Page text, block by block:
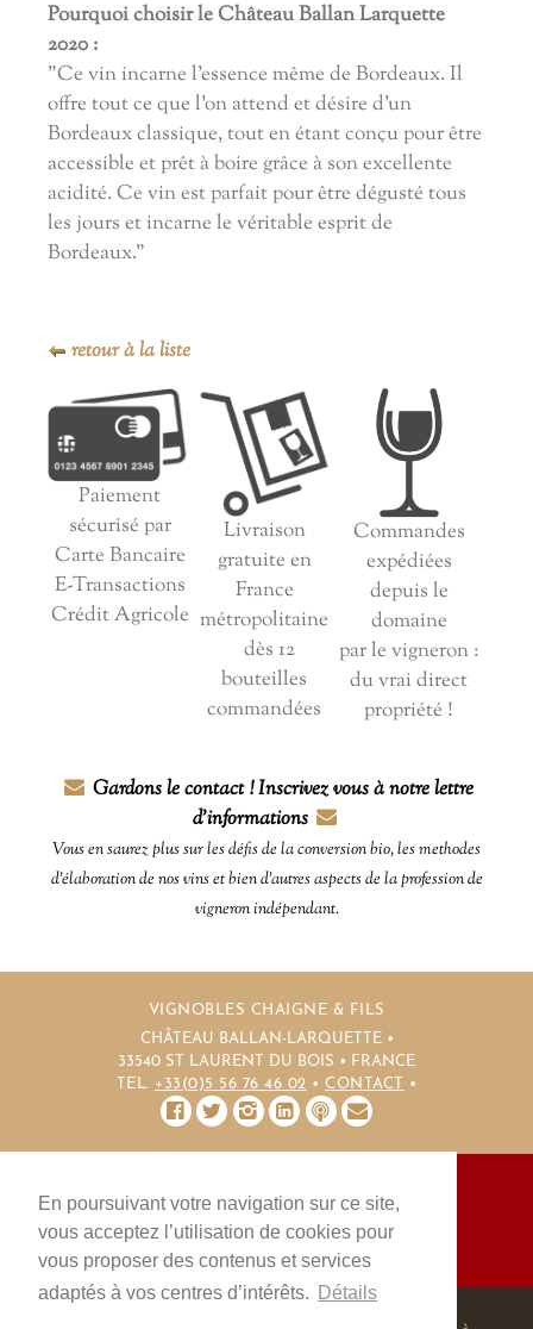
En poursuivant votre navigation sur ce site,
vous acceptez l’utilisation de cookies pour
vous proposer des contenus et services
adaptés à vos centres d’intérêts.
Détails
Pourquoi choisir le Château Ballan Larquette
2020 :
"Ce vin incarne l'essence même de Bordeaux. Il
offre tout ce que l'on attend et désire d'un
Bordeaux classique, tout en étant conçu pour être
accessible et prêt à boire grâce à son excellente
acidité. Ce vin est parfait pour être dégusté tous
les jours et incarne le véritable esprit de
Bordeaux."
retour à la liste
Paiement
sécurisé par
Carte Bancaire
E-Transactions
Crédit Agricole
Livraison
gratuite en
France
métropolitaine
dès 12
bouteilles
commandées
Commandes
expédiées
depuis le
domaine
par le vigneron :
du vrai direct
propriété !
Gardons le contact ! Inscrivez vous à notre lettre
d'informations
Vous en saurez plus sur les défis de la conversion bio, les methodes
d'élaboration de nos vins et bien d'autres aspects de la profession de
vigneron indépendant.
VIGNOBLES CHAIGNE & FILS
CHÂTEAU BALLAN-LARQUETTE •
33540 ST LAURENT DU BOIS • FRANCE
TEL. +33(0)5 56 76 46 02 • CONTACT •
NOTRE BLOG MENTIONS LÉGALES
PLAN DU SITE
CONTACT